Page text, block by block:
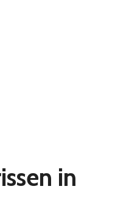
in